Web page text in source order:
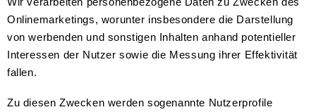
Onlinemarketings, worunter insbesondere die Darstellung
von werbenden und sonstigen Inhalten anhand potentieller
Interessen der Nutzer sowie die Messung ihrer Effektivität
fallen.
Zu diesen Zwecken werden sogenannte Nutzerprofile